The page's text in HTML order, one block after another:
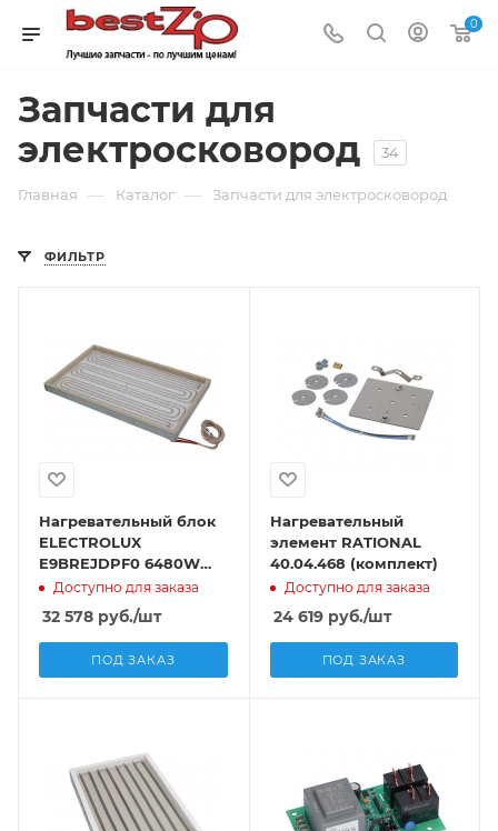
0
Запчасти для
электросковород
34
Главная — Каталог — Запчасти для электросковород
ФИЛЬТР
Нагревательный блок
ELECTROLUX
E9BREJDPF0 6480W
230V
Доступно для заказа
32 578 руб./шт
ПОД ЗАКАЗ
Нагревательный
элемент RATIONAL
40.04.468 (комплект)
Доступно для заказа
24 619руб./шт
ПОД ЗАКАЗ